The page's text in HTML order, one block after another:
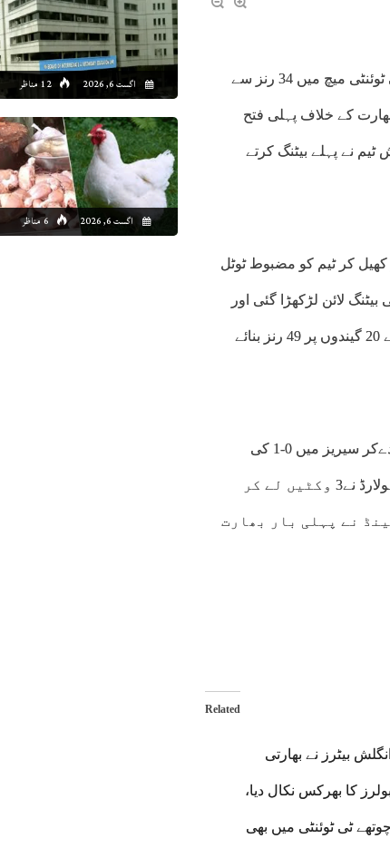
اگست 6, 2026 12 مناظر
اگست 6, 2026 6 مناظر
بیلفاسٹ(سپورٹس ڈیسک )آئرلینڈ نے عالمی چیمپئن بھارت کو پہلے ٹی ٹوئنٹی میچ میں 34 رنز سے
کے خلاف پہلی فتح
آئرش ٹیم نے پہلے بیٹنگ کرتے
49 رنز کی جارحانہ اننگز کھیل کر ٹیم کو مضبوط ٹوٹل
بیٹنگ لائن لڑکھڑا گئی اور
پوری ٹیم 19 ویں اوور میں 148 رنز پر ڈھیر ہو گئی۔ ابھیشیک شرما نے 20 گیندوں پر 49 رنز بنائے
یوں آئرلینڈ نے پہلے ٹی ٹوئنٹی میچ میں بھارت کو 34 رنز سے شکست دےکر سیریز میں 0-1 کی
برتری حاصل کرلی ہے۔آئرلینڈ کے ڈیبیو کرنے والے فاسٹ بولر میٹ ہولارڈ نے3 وکٹیں لے کر
نے پہلی بار بھارت
Related
انگلش بیٹرز نے بھارتی
بولرز کا بھرکس نکال دیا،
چوتھے ٹی ٹوئنٹی میں بھی